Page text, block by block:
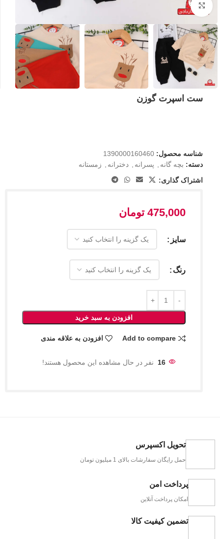
بزرگنمایی تصویر
ست اسپرت گوزن
شناسه محصول: 1390000160460
دسته: بچه گانه پسرانه دخترانه
زمستانه
اشتراک گذاری:
475,000 تومان
سایز
رنگ
افزودن به سبد خرید
Add to compare افزودن به علاقه مندی
16 نفر در حال مشاهده این محصول هستند!
تحویل اکسپرس
حمل رایگان سفارشات بالای 1 میلیون تومان
پرداخت امن
امکان پرداخت آنلاین
تضمین کیفیت کالا